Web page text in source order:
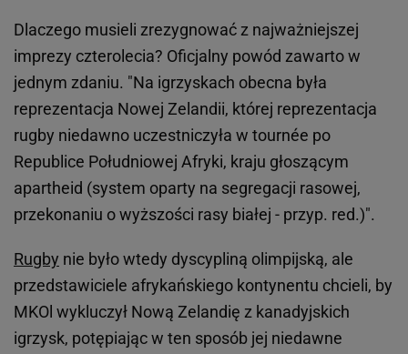
Dlaczego musieli zrezygnować z najważniejszej
imprezy czterolecia? Oficjalny powód zawarto w
jednym zdaniu. "Na igrzyskach obecna była
reprezentacja Nowej Zelandii, której reprezentacja
rugby niedawno uczestniczyła w tournée po
Republice Południowej Afryki, kraju głoszącym
apartheid (system oparty na segregacji rasowej,
przekonaniu o wyższości rasy białej - przyp. red.)".
Rugby nie było wtedy dyscypliną olimpijską, ale
przedstawiciele afrykańskiego kontynentu chcieli, by
MKOl wykluczył Nową Zelandię z kanadyjskich
igrzysk, potępiając w ten sposób jej niedawne